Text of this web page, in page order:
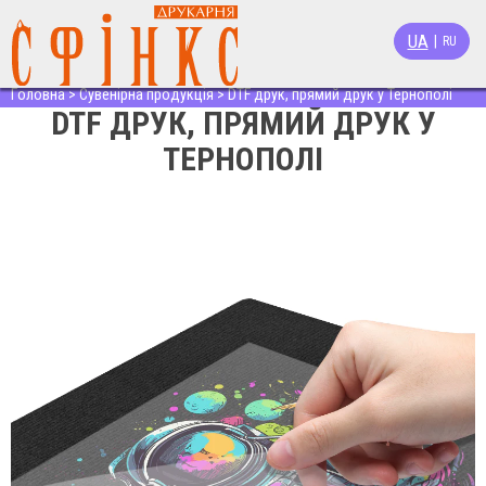
UA RU
Головна>Сувенірна продукція>DTF друк, прямий друк у Тернополі
DTF ДРУК, ПРЯМИЙ ДРУК У
ТЕРНОПОЛІ